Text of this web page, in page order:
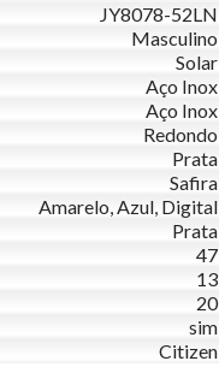
JY8078-52LN
Masculino
Solar
Aço Inox
Aço Inox
Redondo
Prata
Safira
Amarelo, Azul, Digital
Prata
47
13
20
sim
Citizen